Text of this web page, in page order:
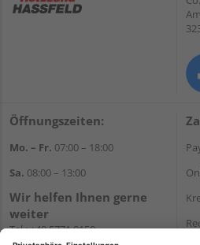
Öffnungszeiten:
Mo. – Fr. 07:00 – 18:00
Sa. 08:00 – 13:00
Wir helfen Ihnen gerne
weiter
Tel.:+49 5771 9150